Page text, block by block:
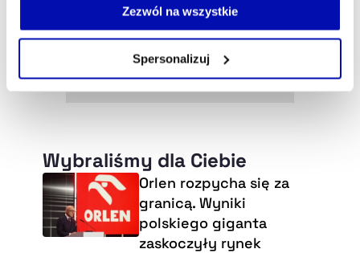
możesz łatwo zarządzać swoimi uprawnieniami, np. we
własnej przeglądarce internetowej lub po wybraniu opcji
Polityce Prywatności.
Zezwól na wszystkie
Spersonalizuj
Wybraliśmy dla Ciebie
Orlen rozpycha się za
granicą. Wyniki
polskiego giganta
zaskoczyły rynek